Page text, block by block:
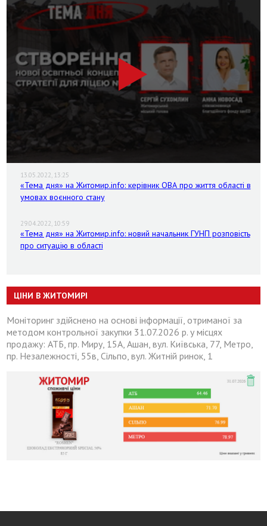
13.05.2022, 13:25
«Тема дня» на Житомир.info: керівник ОВА про життя області в
умовах воєнного стану
29.04.2022, 10:59
«Тема дня» на Житомир.info: новий начальник ГУНП розповість
про ситуацію в області
ЦІНИ В ЖИТОМИРІ
Моніторинг здійснено на основі інформації, отриманої за
методом контрольної закупки 31.07.2026 р. у місцях
продажу: АТБ, пр. Миру, 15А, Ашан, вул. Київська, 77, Метро,
пр. Незалежності, 55в, Сільпо, вул. Житній ринок, 1